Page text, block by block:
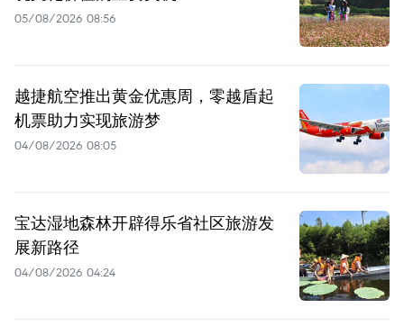
05/08/2026 08:56
越捷航空推出黄金优惠周，零越盾起
机票助力实现旅游梦
04/08/2026 08:05
宝达湿地森林开辟得乐省社区旅游发
展新路径
04/08/2026 04:24